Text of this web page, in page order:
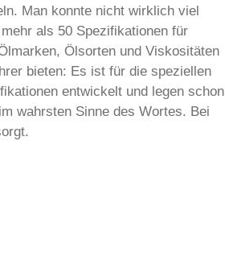
Man konnte nicht wirklich viel
als 50 Spezifikationen für
Ölsorten und Viskositäten
bieten: Es ist für die speziellen
entwickelt und legen schon
wahrsten Sinne des Wortes. Bei